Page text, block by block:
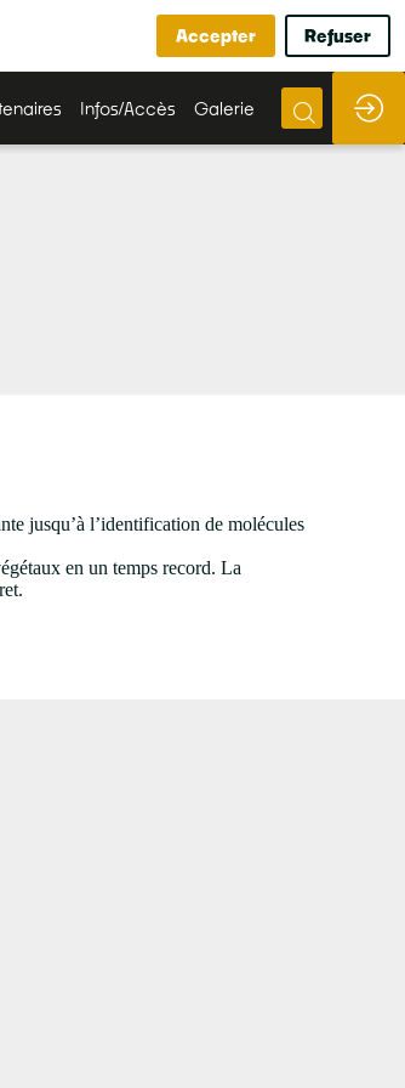
Infos/Accès Galerie
jusqu’à l’identification de molécules
en un temps record. La
Accepter Refuser